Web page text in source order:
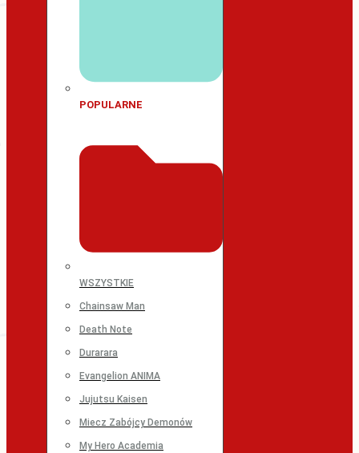
POPULARNE
WSZYSTKIE
Chainsaw Man
Death Note
Durarara
Evangelion ANIMA
Jujutsu Kaisen
Miecz Zabójcy Demonów
My Hero Academia